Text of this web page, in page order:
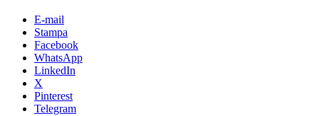
E-mail
Stampa
Facebook
WhatsApp
LinkedIn
X
Pinterest
Telegram